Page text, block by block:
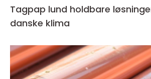
Tagpap lund holdbare løsninger til det
danske klima